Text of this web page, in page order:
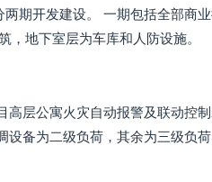
期开发建设。 一期包括全部商
地下室层为车库和人防设施。
层公寓火灾自动报警及联动控
备为二级负荷，其余为三级负荷